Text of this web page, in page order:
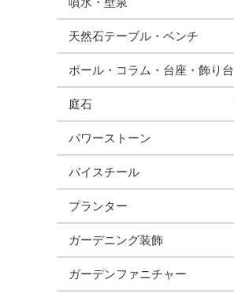
天然石テーブル・ベンチ
ポール・コラム・台座・飾り台
庭石
パワーストーン
バイスチール
プランター
ガーデニング装飾
ガーデンファニチャー